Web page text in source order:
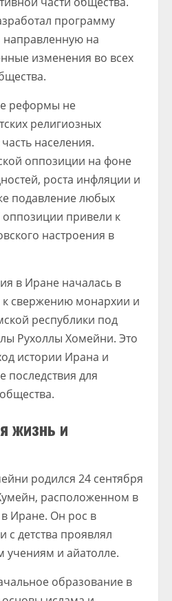
программу
направленную на
изменения во всех
реформы не
религиозных
населения.
оппозиции на фоне
роста инфляции и
подавление любых
привели к
настроения в
в Иране началась в
к свержению монархии и
республики под
Рухоллы Хомейни. Это
истории Ирана и
последствия для
жизнь и
родился 24 сентября
расположенном в
Иране. Он рос в
с детства проявлял
учениям и айатолле.
образование в